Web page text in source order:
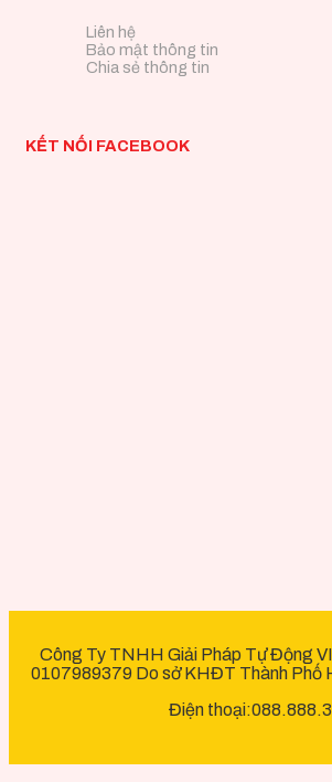
Liên hệ
Bảo mật thông tin
Chia sẻ thông tin
KẾT NỐI FACEBOOK
Công Ty TNHH Giải Pháp Tự Động
0107989379 Do sở KHĐT Thành Phố
Điện